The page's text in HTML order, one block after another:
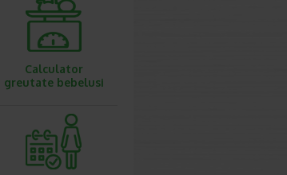
Calculator
greutate bebelusi